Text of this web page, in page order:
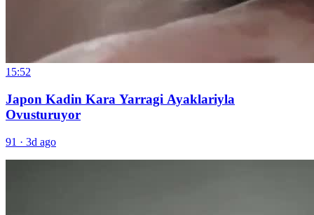
15:52
Japon Kadin Kara Yarragi Ayaklariyla
Ovusturuyor
91 · 3d ago